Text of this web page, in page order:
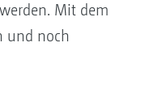
Mit dem
und noch